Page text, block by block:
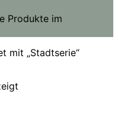
Produkte im
mit „Stadtserie“